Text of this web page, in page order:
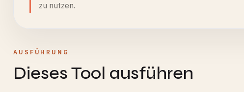
zu nutzen.
AUSFÜHRUNG
Dieses Tool ausführen